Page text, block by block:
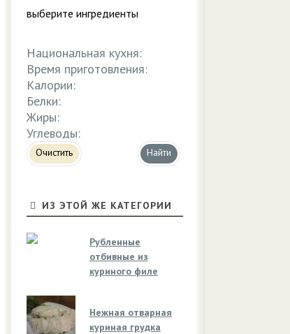
выберите ингредиенты
Национальная кухня:
Время приготовления:
Калории:
Белки:
Жиры:
Углеводы:
Очистить
ИЗ ЭТОЙ ЖЕ КАТЕГОРИИ
Рубленные
отбивные из
куриного филе
Нежная отварная
куриная грудка